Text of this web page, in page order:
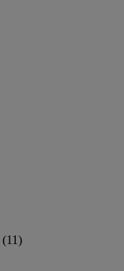
(11)